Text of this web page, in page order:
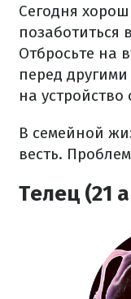
Сегодня
позаботиться
Отбросьте на
перед
на
В семейной
весть.
Телец (21